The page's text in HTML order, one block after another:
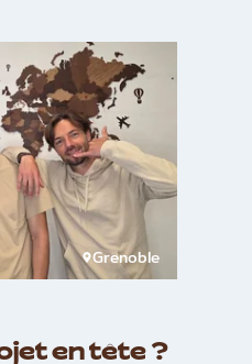
Grenoble
en tête ?